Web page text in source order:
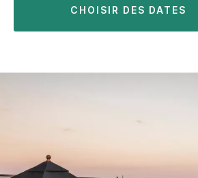
CHOISIR DES DATES